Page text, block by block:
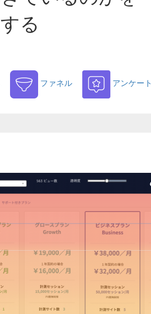
る
ファネル アンケート